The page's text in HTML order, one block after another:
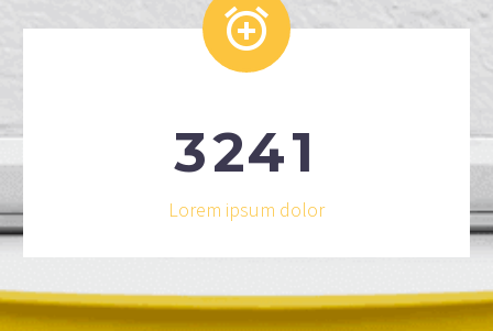


3241
Lorem ipsum dolor